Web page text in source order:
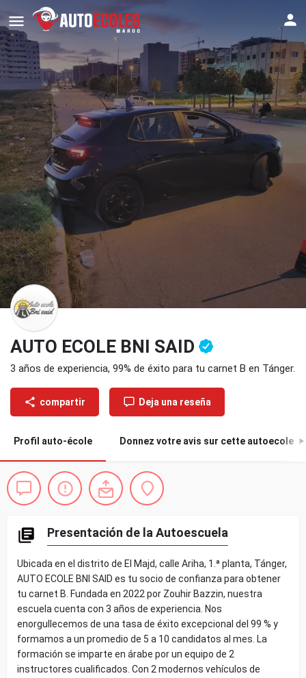
AUTO ECOLE BNI SAID
3 años de experiencia, 99% de éxito para tu carnet B en Tánger.
compartir Deja una reseña
Profil auto-école Donnez votre avis sur cette autoecole 0
Presentación de la Autoescuela
Ubicada en el distrito de El Majd, calle Ariha, 1.ª planta, Tánger,
AUTO ECOLE BNI SAID es tu socio de confianza para obtener
tu carnet B. Fundada en 2022 por Zouhir Bazzin, nuestra
escuela cuenta con 3 años de experiencia. Nos
enorgullecemos de una tasa de éxito excepcional del 99 % y
formamos a un promedio de 5 a 10 candidatos al mes. La
formación se imparte en árabe por un equipo de 2
instructores cualificados. Con 2 modernos vehículos de